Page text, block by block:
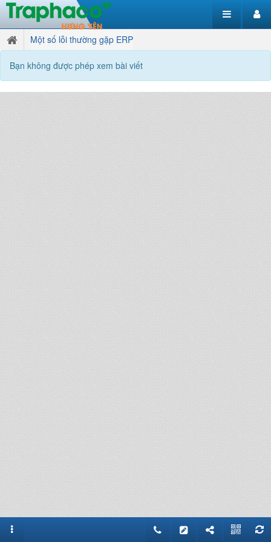
Một số lỗi thường gặp ERP
Bạn không được phép xem bài viết